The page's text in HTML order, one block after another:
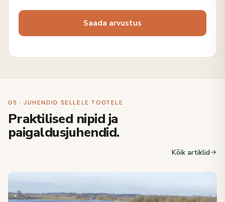
05 · JUHENDID SELLELE TOOTELE
Praktilised nipid ja
paigaldusjuhendid.
Kõik artiklid